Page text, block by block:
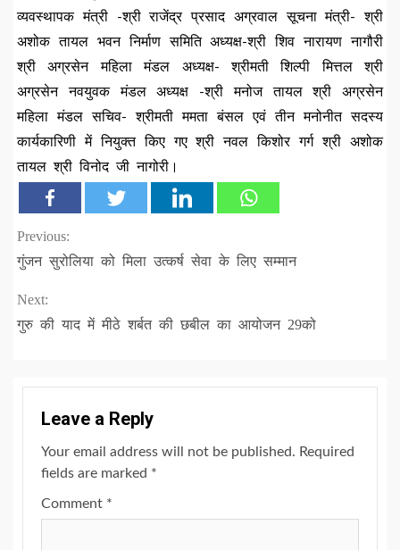
व्यवस्थापक मंत्री -श्री राजेंद्र प्रसाद अग्रवाल सूचना मंत्री- श्री
अशोक तायल भवन निर्माण समिति अध्यक्ष-श्री शिव नारायण नागौरी
श्री अग्रसेन महिला मंडल अध्यक्ष- श्रीमती शिल्पी मित्तल श्री
अग्रसेन नवयुवक मंडल अध्यक्ष -श्री मनोज तायल श्री अग्रसेन
महिला मंडल सचिव- श्रीमती ममता बंसल एवं तीन मनोनीत सदस्य
कार्यकारिणी में नियुक्त किए गए श्री नवल किशोर गर्ग श्री अशोक
तायल श्री विनोद जी नागोरी।
Continue
Previous:
गुंजन सुरोलिया को मिला उत्कर्ष सेवा के लिए सम्मान
Next:
गुरु की याद में मीठे शर्बत की छबील का आयोजन 29को
Leave a Reply
Your email address will not be published. Required
fields are marked *
Comment *